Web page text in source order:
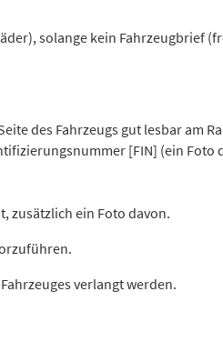
solange kein Fahrzeugbrief
des Fahrzeugs gut lesbar am
[FIN] (ein Foto
zusätzlich ein Foto davon.
verlangt werden.